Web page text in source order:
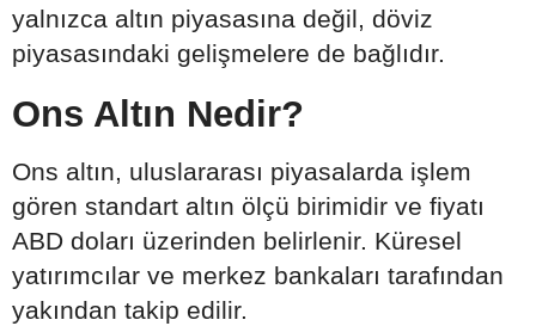
yalnızca altın piyasasına değil, döviz
piyasasındaki gelişmelere de bağlıdır.
Ons Altın Nedir?
Ons altın, uluslararası piyasalarda işlem
gören standart altın ölçü birimidir ve fiyatı
ABD doları üzerinden belirlenir. Küresel
yatırımcılar ve merkez bankaları tarafından
yakından takip edilir.